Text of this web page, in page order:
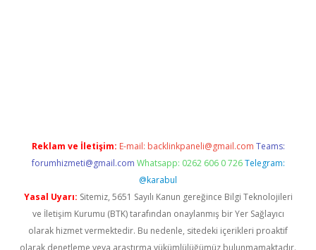
Reklam ve İletişim: E-mail: backlinkpaneli@gmail.com Teams:
forumhizmeti@gmail.com Whatsapp: 0262 606 0 726 Telegram:
@karabul
Yasal Uyarı: Sitemiz, 5651 Sayılı Kanun gereğince Bilgi Teknolojileri
ve İletişim Kurumu (BTK) tarafından onaylanmış bir Yer Sağlayıcı
olarak hizmet vermektedir. Bu nedenle, sitedeki içerikleri proaktif
olarak denetleme veya araştırma yükümlülüğümüz bulunmamaktadır.